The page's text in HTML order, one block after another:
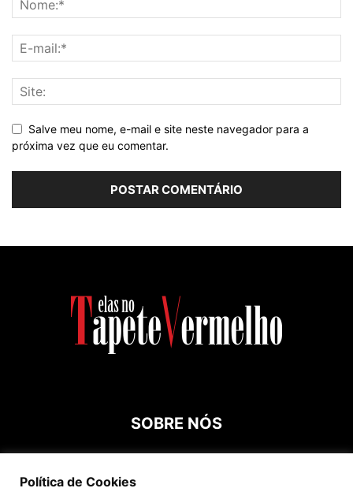
Salve meu nome, e-mail e site neste navegador para a
próxima vez que eu comentar.
SOBRE NÓS
Contato:
Política de Cookies